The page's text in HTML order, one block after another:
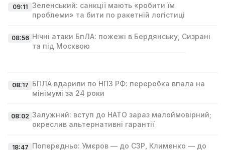
09:11 Зеленський: санкції мають «робити їм
проблеми» та бити по ракетній логістиці
08:56 Нічні атаки БпЛА: пожежі в Бердянську, Сизрані
та під Москвою
08:17 БПЛА вдарили по НПЗ РФ: переробка впала на
мінімумі за 24 роки
08:02 Залужний: вступ до НАТО зараз малоймовірний;
окреслив альтернативні гарантії
18:47 Попередньо: Умєров — до СЗР, Клименко — до